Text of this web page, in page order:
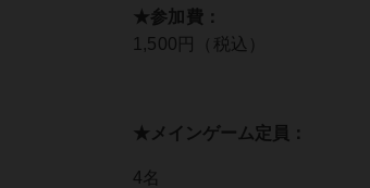
★参加費：
1,500円（税込）
★メインゲーム定員：
4名